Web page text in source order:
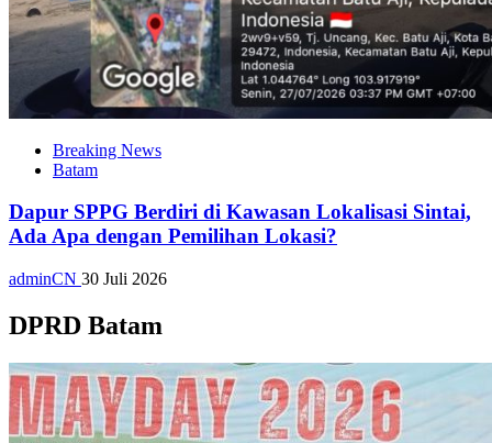
Breaking News
Batam
Dapur SPPG Berdiri di Kawasan Lokalisasi Sintai,
Ada Apa dengan Pemilihan Lokasi?
adminCN 30 Juli 2026
DPRD Batam